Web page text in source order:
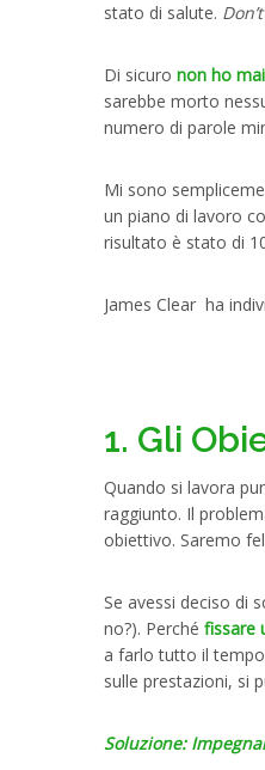
stato di salute.
Di sicuro non ho
sarebbe morto
numero di parole
Mi sono
un piano di lavoro
risultato è stato di
James Clear ha
1. Gli
Quando si lavora
raggiunto. Il
obiettivo. Saremo
Se avessi deciso di
no?). Perché fissare
a farlo tutto il
sulle prestazioni, si
Soluzione: